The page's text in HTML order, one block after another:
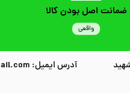
ضمانت اصل بودن کالا
واقعی
آدرس ایمیل: habibi.sepas@gmail.com